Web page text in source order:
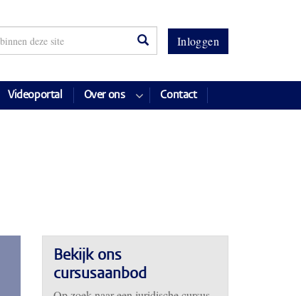
Inloggen
Videoportal Over ons Contact
Bekijk ons
cursusaanbod